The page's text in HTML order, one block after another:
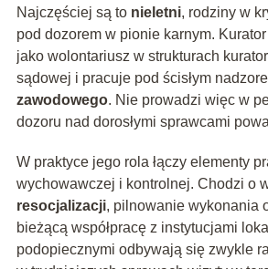
Najczęściej są to nieletni, rodziny w
pod dozorem w pionie karnym. Kurator
jako wolontariusz w strukturach
sądowej i pracuje pod ścisłym
zawodowego. Nie prowadzi więc w
dozoru nad dorosłymi sprawcami
W praktyce jego rola łączy elementy
wychowawczej i kontrolnej. Chodzi o
resocjalizacji, pilnowanie wykonania
bieżącą współpracę z instytucjami
podopiecznymi odbywają się zwykle